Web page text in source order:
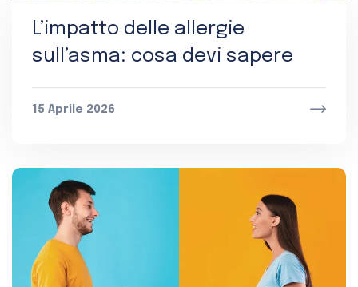
L’impatto delle allergie
sull’asma: cosa devi sapere
15 Aprile 2026